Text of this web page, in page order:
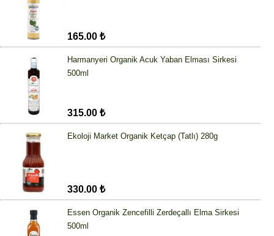
165.00 ₺
Harmanyeri Organik Acuk Yaban Elması Sirkesi
500ml
315.00 ₺
Ekoloji Market Organik Ketçap (Tatlı) 280g
330.00 ₺
Essen Organik Zencefilli Zerdeçallı Elma Sirkesi
500ml